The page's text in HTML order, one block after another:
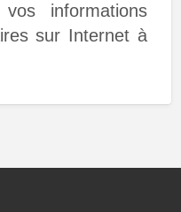
informations
sur Internet à